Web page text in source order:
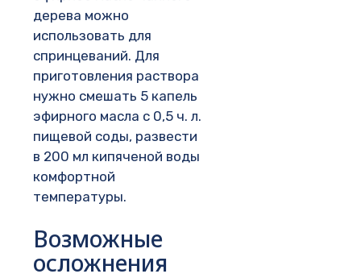
дерева можно
использовать для
спринцеваний. Для
приготовления раствора
нужно смешать 5 капель
эфирного масла с 0,5 ч. л.
пищевой соды, развести
в 200 мл кипяченой воды
комфортной
температуры.
Возможные
осложнения